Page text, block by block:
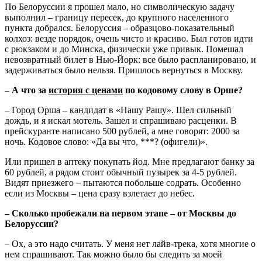
По Белоруссии я прошел мало, но символическую задачу
выполнил – границу пересек, до крупного населенного
пункта добрался. Белоруссия – образцово-показательный
колхоз: везде порядок, очень чисто и красиво. Был готов идти
с рюкзаком и до Минска, физически уже привык. Помешал
невозвратный билет в Нью-Йорк: все было распланировано, и
задерживаться было нельзя. Пришлось вернуться в Москву.
– А что за история с ценами по кодовому слову в Орше?
– Город Орша – кандидат в «Нашу Рашу». Шел сильный
дождь, и я искал мотель. Зашел и спрашиваю расценки. В
прейскуранте написано 500 рублей, а мне говорят: 2000 за
ночь. Кодовое слово: «Да вы что, ***? (офигели)».
Или пришел в аптеку покупать йод. Мне предлагают банку за
60 рублей, а рядом стоит обычный пузырек за 4-5 рублей.
Видят приезжего – пытаются побольше содрать. Особенно
если из Москвы – цена сразу взлетает до небес.
– Сколько пробежали на первом этапе – от Москвы до
Белоруссии?
– Ох, а это надо считать. У меня нет лайв-трека, хотя многие о
нем спрашивают. Так можно было бы следить за моей